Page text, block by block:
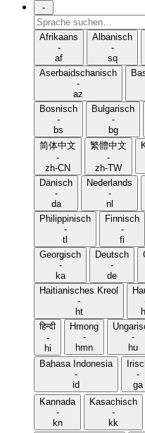
-
Sprache
suchen
Afrikaans
-
af
Albanisch
-
sq
Aserbaidschanisch
-
az
Bosnisch
-
bs
Bulgarisch
-
bg
简体中文
-
zh-CN
繁體中文
-
zh-TW
Dänisch
-
da
Nederlands
-
nl
Philippinisch
-
tl
Finnisch
-
fi
Georgisch
-
ka
Deutsch
-
de
Haitianisches Kreol
-
ht
हिन्दी
-
hi
Hmong
-
hmn
-
hu
Bahasa Indonesia
-
id
-
ga
Kannada
-
kn
Kasachisch
-
kk